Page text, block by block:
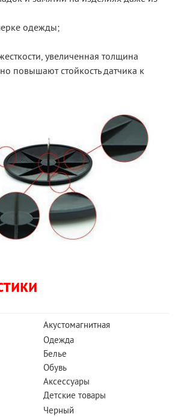
одежды;
увеличенная толщина
повышают стойкость датчика к
Акустомагнитная
Одежда
Белье
Обувь
Аксессуары
Детские товары
Черный